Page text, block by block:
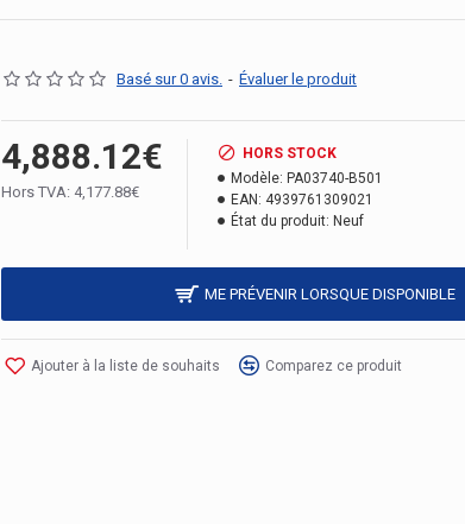
Basé sur 0 avis. - Évaluer le produit
4,888.12€
Hors TVA: 4,177.88€
HORS STOCK
Modèle: PA03740-B501
EAN: 4939761309021
État du produit: Neuf
ME PRÉVENIR LORSQUE DISPONIBLE
Ajouter à la liste de souhaits Comparez ce produit